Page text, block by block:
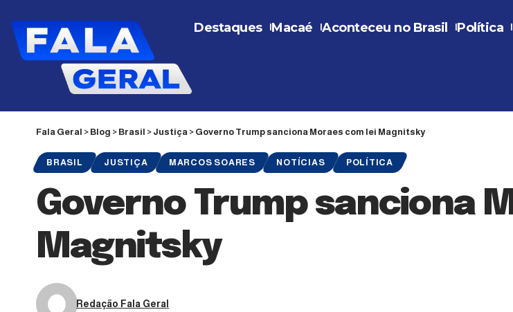
Destaques Macaé Aconteceu no Brasil Política
Fala Geral > Blog > Brasil > Justiça > Governo Trump sanciona Moraes com lei Magnitsky
BRASIL JUSTIÇA MARCOS SOARES NOTÍCIAS POLÍTICA
Governo Trump sanciona
Magnitsky
Redação Fala Geral